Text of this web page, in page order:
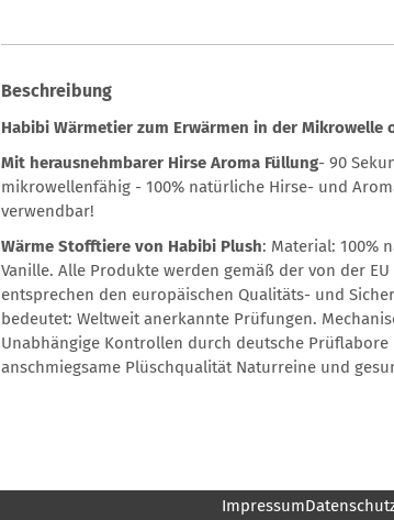
Beschreibung
Habibi Wärmetier zum Erwärmen in der Mikrowelle
Mit herausnehmbarer Hirse Aroma Füllung- 90
mikrowellenfähig - 100% natürliche Hirse- und
verwendbar!
Wärme Stofftiere von Habibi Plush: Material: 100%
Vanille. Alle Produkte werden gemäß der von der
entsprechen den europäischen Qualitäts- und
bedeutet: Weltweit anerkannte Prüfungen.
Unabhängige Kontrollen durch deutsche
anschmiegsame Plüschqualität Naturreine und
Impressum